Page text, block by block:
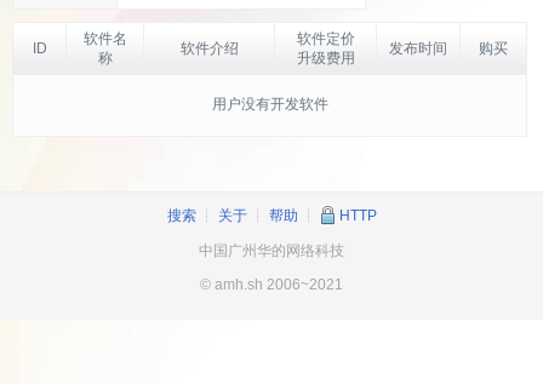
ID
软件名
称
软件介绍
软件定价
升级费用
发布时间 购买
用户没有开发软件
搜索┊ 关于┊ 帮助 HTTP
中国广州华的网络科技
© amh.sh 2006~2021